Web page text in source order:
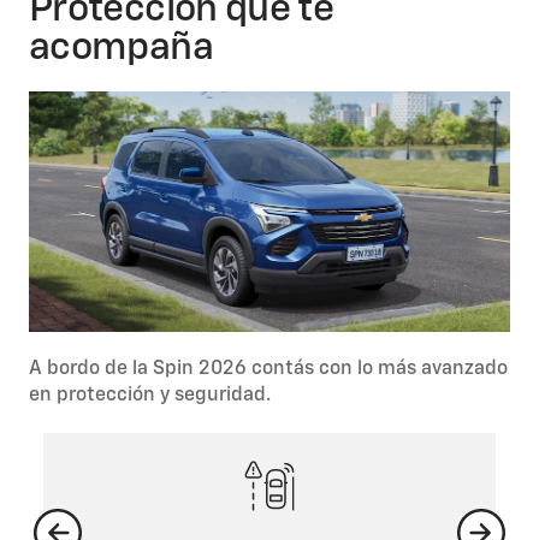
Además de su amplio espacio interior, la Spin 2026
cuenta con un panel de instrumentos digital de 8”,
funciones de tu auto. El sistema de aire
acondicionado digital, con salidas en la 1ª y en la 2ª
fila, te permite climatizar el interior de forma
personalizada, creando una atmosfera exclusiva
para cada viaje.
Protección que te
acompaña
A bordo de la Spin 2026 contás con lo más avanzado
en protección y seguridad.